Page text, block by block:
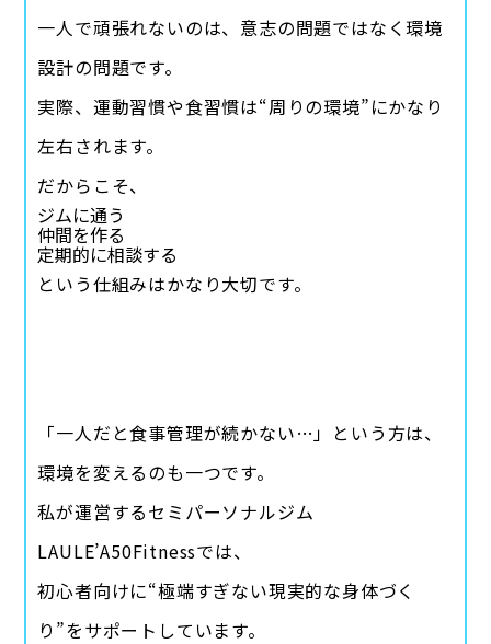
一人で頑張れないのは、意志の問題ではなく環境
設計の問題です。
実際、運動習慣や食習慣は“周りの環境”にかなり
左右されます。
だからこそ、
ジムに通う
仲間を作る
定期的に相談する
という仕組みはかなり大切です。
「一人だと食事管理が続かない…」という方は、
環境を変えるのも一つです。
私が運営するセミパーソナルジム
LAULE’A50Fitnessでは、
初心者向けに“極端すぎない現実的な身体づく
り”をサポートしています。